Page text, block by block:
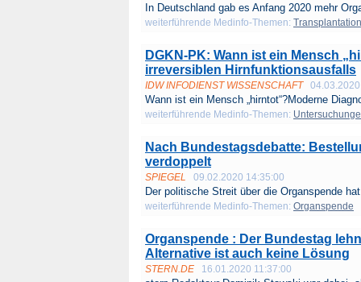
In Deutschland gab es Anfang 2020 mehr
weiterführende Medinfo-Themen: Transplantation
DGKN-PK: Wann ist ein Mensch
irreversiblen Hirnfunktionsausfalls
IDW INFODIENST WISSENSCHAFT
Wann ist ein Mensch „hirntot“?Moderne
weiterführende Medinfo-Themen:
Nach Bundestagsdebatte:
verdoppelt
SPIEGEL 09.02.2020 14:35:00
Der politische Streit über die Organspende
weiterführende Medinfo-Themen: Organspende
Organspende : Der Bundestag
Alternative ist auch keine Lösung
STERN.DE 16.01.2020 11:37:00